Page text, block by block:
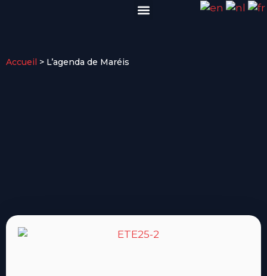
Accueil > L’agenda de Maréis